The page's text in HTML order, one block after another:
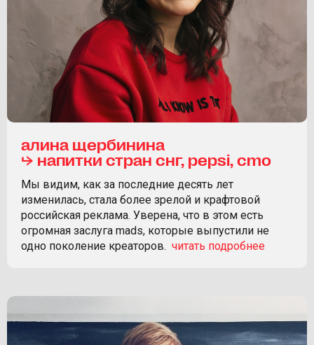
алина щербинина
⮡ напитки стран снг, pepsi, cmo
Мы видим, как за последние десять лет
изменилась, стала более зрелой и крафтовой
российская реклама. Уверена, что в этом есть
огромная заслуга mads, которые выпустили не
одно поколение креаторов.